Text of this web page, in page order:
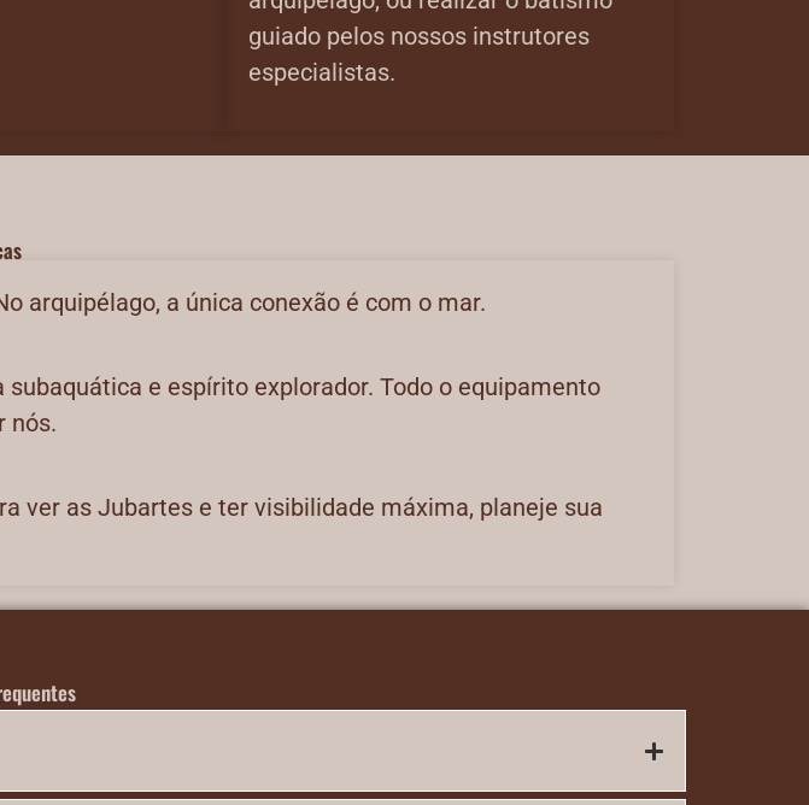
guiado pelos nossos instrutores
especialistas.
arquipélago, a única conexão é com o mar.
e espírito explorador. Todo o equipamento
nós.
ver as Jubartes e ter visibilidade máxima, planeje sua